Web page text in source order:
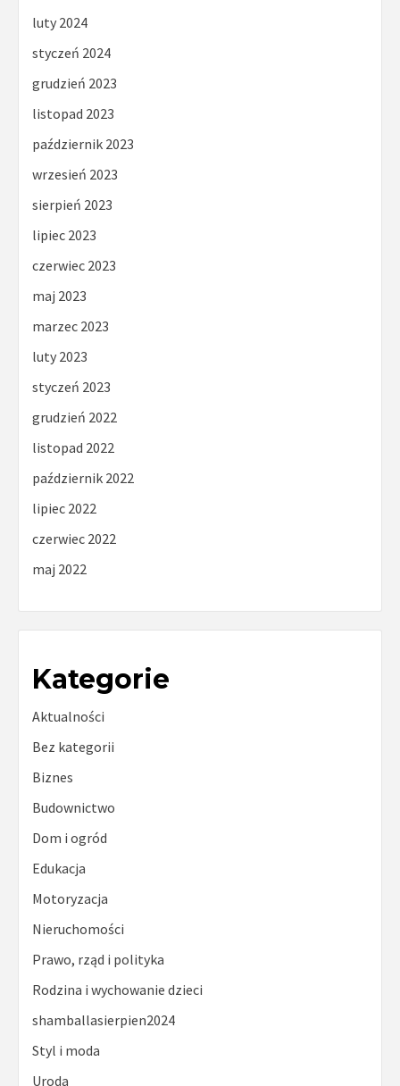
luty 2024
styczeń 2024
grudzień 2023
listopad 2023
październik 2023
wrzesień 2023
sierpień 2023
lipiec 2023
czerwiec 2023
maj 2023
marzec 2023
luty 2023
styczeń 2023
grudzień 2022
listopad 2022
październik 2022
lipiec 2022
czerwiec 2022
maj 2022
Kategorie
Aktualności
Bez kategorii
Biznes
Budownictwo
Dom i ogród
Edukacja
Motoryzacja
Nieruchomości
Prawo, rząd i polityka
Rodzina i wychowanie dzieci
shamballasierpien2024
Styl i moda
Uroda